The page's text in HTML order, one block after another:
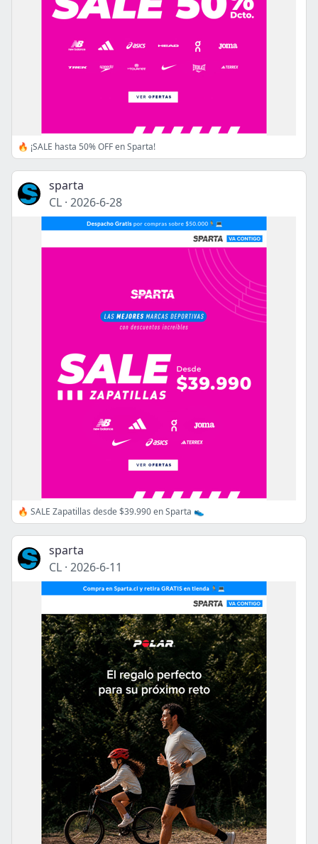
🔥 ¡SALE hasta 50% OFF en Sparta!
sparta
CL · 2026-6-28
🔥 SALE Zapatillas desde $39.990 en Sparta 👟
sparta
CL · 2026-6-11